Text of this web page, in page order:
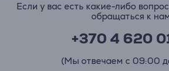
Если у вас есть какие-либо
обращаться к
+370 4 620
(Мы отвечаем с 09:00